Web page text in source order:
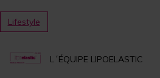
L´ÉQUIPE LIPOELASTIC
Lifestyle